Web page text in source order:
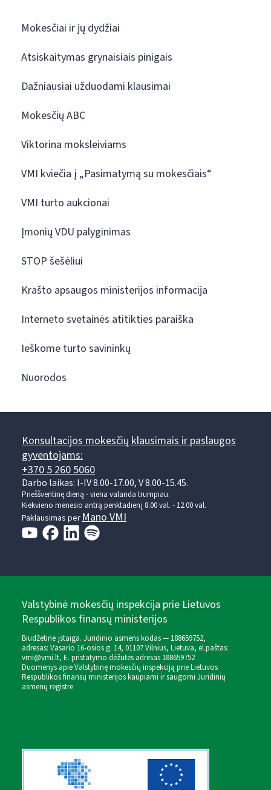
Mokesčiai ir jų dydžiai
Atsiskaitymas grynaisiais pinigais
Dažniausiai užduodami klausimai
Mokesčių ABC
Viktorina moksleiviams
VMI kviečia į „Pasimatymą su mokesčiais“
VMI turto aukcionai
Įmonių VDU palyginimas
STOP šešėliui
Krašto apsaugos ministerijos informacija
Interneto svetainės atitikties paraiška
Ieškome turto savininkų
Nuorodos
Konsultacijos mokesčių klausimais ir paslaugos
gyventojams:
+370 5 260 5060
Darbo laikas: I-IV 8.00-17.00, V 8.00-15.45.
Prieššventinę dieną - viena valanda trumpiau.
Kiekvieno mėnesio antrą penktadienį 8.00 val. - 12.00 val.
Paklausimas perMano VMI
Valstybinė mokesčių inspekcija prie Lietuvos
Respublikos finansų ministerijos
Biudžetinė įstaiga. Juridinio asmens kodas — 188659752,
adresas: Vasario 16-osios g. 14, 01107 Vilnius, Lietuva, el.paštas:
vmi@vmi.lt, E. pristatymo dėžutės adresas 188659752
Duomenys apie Valstybinę mokesčių inspekciją prie Lietuvos
Respublikos finansų ministerijos kaupiami ir saugomi Juridinių
asmenų registre